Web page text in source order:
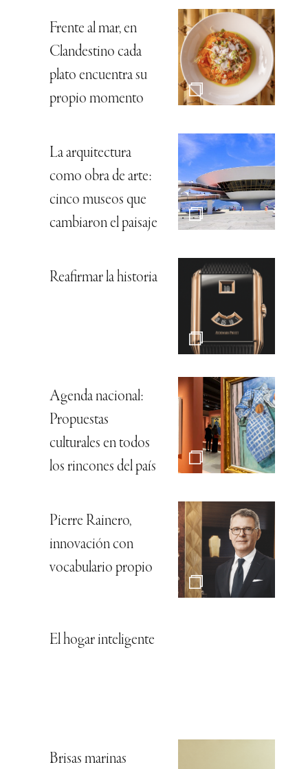
Frente al mar, en
Clandestino cada
plato encuentra su
propio momento
La arquitectura
como obra de arte:
cinco museos que
cambiaron el paisaje
Reafirmar la historia
Agenda nacional:
Propuestas
culturales en todos
los rincones del país
Pierre Rainero,
innovación con
vocabulario propio
El hogar inteligente
Brisas marinas